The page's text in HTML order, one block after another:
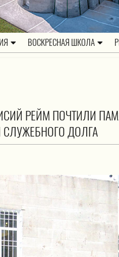
ВОСКРЕСНАЯ ШКОЛА
РЕЙМ ПОЧТИЛИ
ДОЛГА